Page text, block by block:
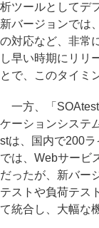
析ツールとしてデ
新バージョンでは
の対応など、非常
し早い時期にリリ
とで、このタイミ
一方、「SOAtest
ケーションシステ
stは、国内で200
では、Webサービ
だったが、新バー
テストや負荷テス
て統合し、大幅な